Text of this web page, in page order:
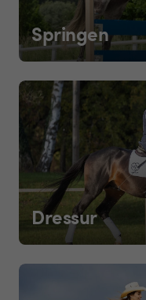
Springen
Dressur